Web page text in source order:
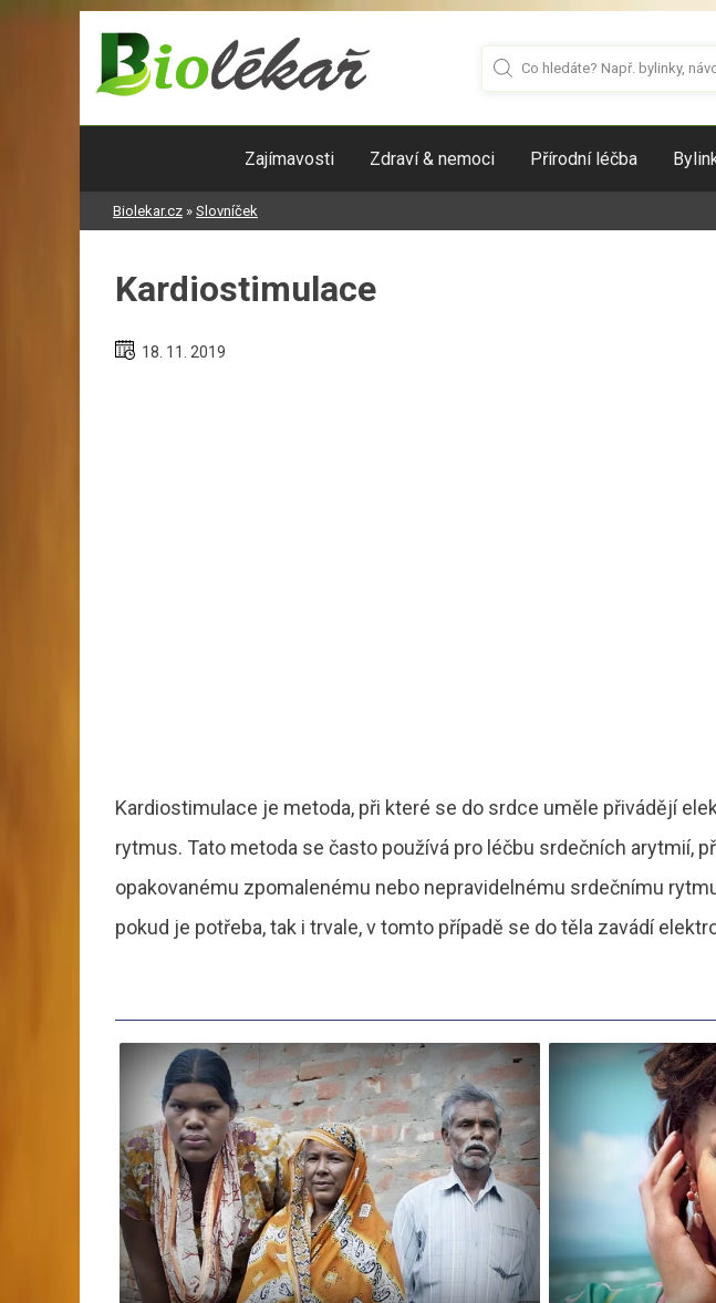
Zajímavosti Zdraví & nemoci Přírodní léčba
Biolekar.cz » Slovníček
Kardiostimulace
18. 11. 2019
Kardiostimulace je metoda, při které se do srdce uměle přivádějí
rytmus. Tato metoda se často používá pro léčbu srdečních arytmií,
opakovanému zpomalenému nebo nepravidelnému srdečnímu
pokud je potřeba, tak i trvale, v tomto případě se do těla zavádí